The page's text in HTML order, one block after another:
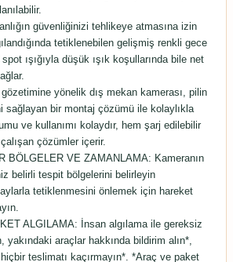
güvenliğinizi tehlikeye atmasına izin
tetiklenebilen gelişmiş renkli gece
ışığıyla düşük ışık koşullarında bile net
yönelik dış mekan kamerası, pilin
sağlayan bir montaj çözümü ile kolaylıkla
ve kullanımı kolaydır, hem şarj edilebilir
çözümler içerir.
BÖLGELER VE ZAMANLAMA: Kameranın
belirli tespit bölgelerini belirleyin
tetiklenmesini önlemek için hareket
ALGILAMA: İnsan algılama ile gereksiz
yakındaki araçlar hakkında bildirim alın*,
teslimatı kaçırmayın*. *Araç ve paket